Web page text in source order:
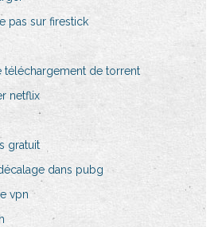
pas sur firestick
téléchargement de torrent
netflix
​​gratuit
dans pubg
vpn